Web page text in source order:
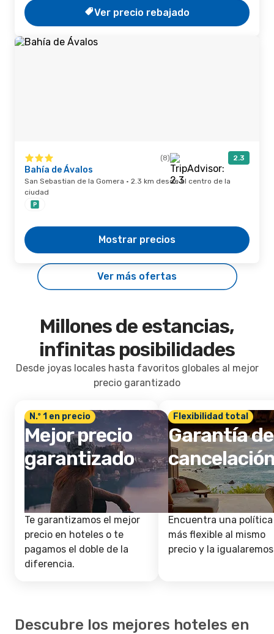
Ver precio rebajado
(8) 2.3
Bahía de Ávalos
San Sebastian de la Gomera · 2.3 km desde el centro de la
ciudad
Mostrar precios
Ver más ofertas
Millones de estancias,
infinitas posibilidades
Desde joyas locales hasta favoritos globales al mejor
precio garantizado
N.º 1 en precio
Mejor precio
garantizado
Te garantizamos el mejor
precio en hoteles o te
pagamos el doble de la
diferencia.
Flexibilidad total
Garantía de
Encuentra una política
más flexible al mismo
precio y la
Descubre los mejores hoteles en